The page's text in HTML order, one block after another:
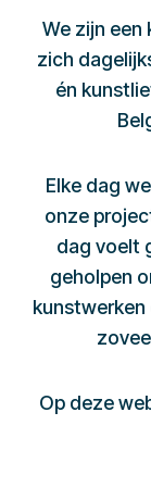
We zijn
zich
én
Elke dag
onze
dag voelt
geholpen
Op deze